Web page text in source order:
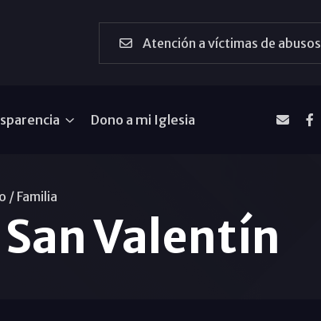
Atención a víctimas de abusos
Dono a mi Iglesia
/ Familia
Valentín